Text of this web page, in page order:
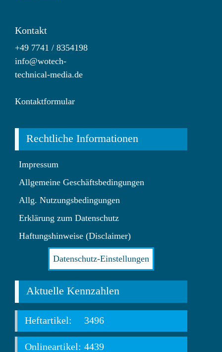
Kontakt
+49 7741 / 8354198
info@wotech-
technical-media.de
Kontaktformular
Rechtliche Informationen
Impressum
Allgemeine Geschäftsbedingungen
Allg. Nutzungsbedingungen
Erklärung zum Datenschutz
Haftungshinweise (Disclaimer)
Datenschutz-Einstellungen
Aktuelle Kennzahlen
Heftartikel: 3496
Onlineartikel: 4439